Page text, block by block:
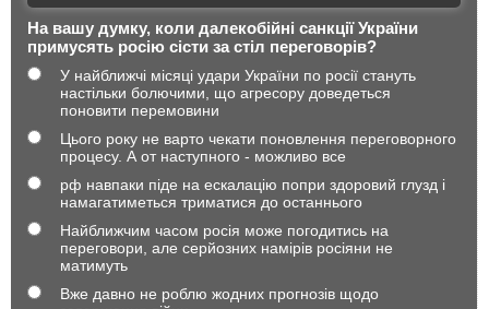
На вашу думку, коли далекобійні санкції України
примусять росію сісти за стіл переговорів?
У найближчі місяці удари України по росії стануть
настільки болючими, що агресору доведеться
поновити перемовини
Цього року не варто чекати поновлення переговорного
процесу. А от наступного - можливо все
рф навпаки піде на ескалацію попри здоровий глузд і
намагатиметься триматися до останнього
Найближчим часом росія може погодитись на
переговори, але серйозних намірів росіяни не
матимуть
Вже давно не роблю жодних прогнозів щодо